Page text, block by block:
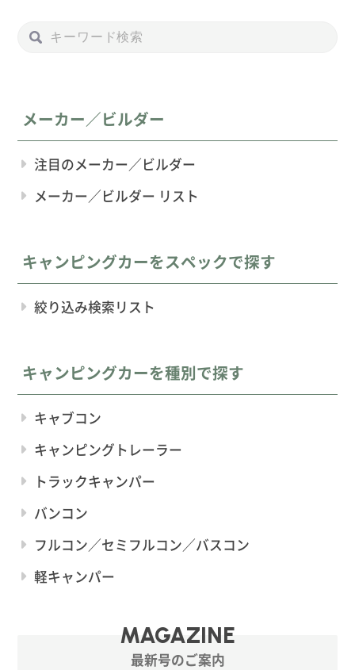
メーカー／ビルダー
注目のメーカー／ビルダー
メーカー／ビルダー リスト
キャンピングカーをスペックで探す
絞り込み検索リスト
キャンピングカーを種別で探す
キャブコン
キャンピングトレーラー
トラックキャンパー
バンコン
フルコン／セミフルコン／バスコン
軽キャンパー
MAGAZINE
最新号のご案内